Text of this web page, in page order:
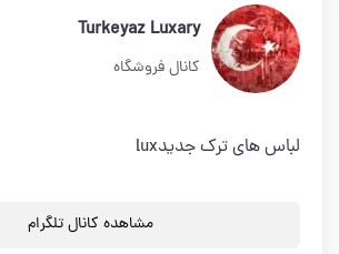
Turkeyaz Luxary
کانال فروشگاه
لباس های ترک جدیدlux
مشاهده کانال تلگرام